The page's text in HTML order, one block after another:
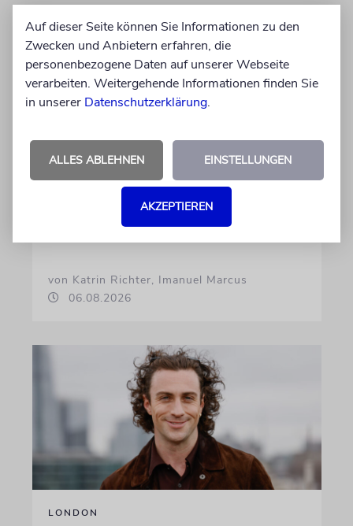
GEHEIMNISSE & GESTÄNDNISSE
von Katrin Richter, Imanuel Marcus
06.08.2026
LONDON
Auf dieser Seite können Sie Informationen zu den
Zwecken und Anbietern erfahren, die
personenbezogene Daten auf unserer Webseite
verarbeiten. Weitergehende Informationen finden Sie
in unserer Datenschutzerklärung.
ALLES ABLEHNEN EINSTELLUNGEN
AKZEPTIEREN